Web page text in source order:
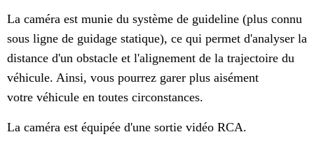
La caméra est munie du système de guideline (plus connu
sous ligne de guidage statique), ce qui permet d'analyser la
distance d'un obstacle et l'alignement de la trajectoire du
véhicule. Ainsi, vous pourrez garer plus aisément
votre véhicule en toutes circonstances.
La caméra est équipée d'une sortie vidéo RCA.